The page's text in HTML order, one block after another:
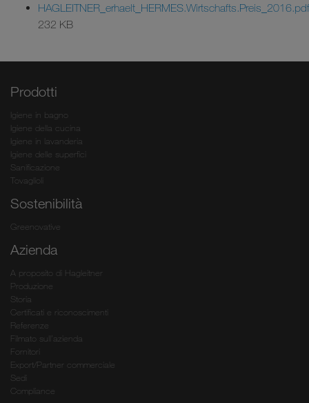
HAGLEITNER_erhaelt_HERMES.Wirtschafts.Preis_2016.pdf
232 KB
Prodotti
Igiene in bagno
Igiene della cucina
Igiene in lavanderia
Igiene delle superfici
Sanificazione
Tovaglioli
Sostenibilità
Greenovative
Azienda
A proposito di Hagleitner
Produzione
Storia
Certificati e riconoscimenti
Referenze
Filmato sull’azienda
Fornitori
Export/Partner commerciale
Sedi
Compliance